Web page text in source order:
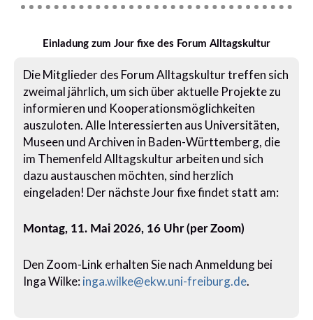
Einladung zum Jour fixe des Forum Alltagskultur
Die Mitglieder des Forum Alltagskultur treffen sich
zweimal jährlich, um sich über aktuelle Projekte zu
informieren und Kooperationsmöglichkeiten
auszuloten. Alle Interessierten aus Universitäten,
Museen und Archiven in Baden-Württemberg, die
im Themenfeld Alltagskultur arbeiten und sich
dazu austauschen möchten, sind herzlich
eingeladen! Der nächste Jour fixe findet statt am:
Montag, 11. Mai 2026, 16 Uhr (per Zoom)
Den Zoom-Link erhalten Sie nach Anmeldung bei
Inga Wilke:inga.wilke@ekw.uni-freiburg.de.